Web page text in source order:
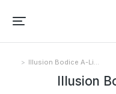
You are here:
Illusion Bodice A-Li…
Illusion